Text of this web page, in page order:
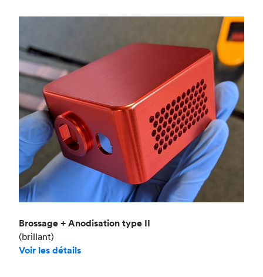
Brossage + Anodisation type II
(brillant)
Voir les détails